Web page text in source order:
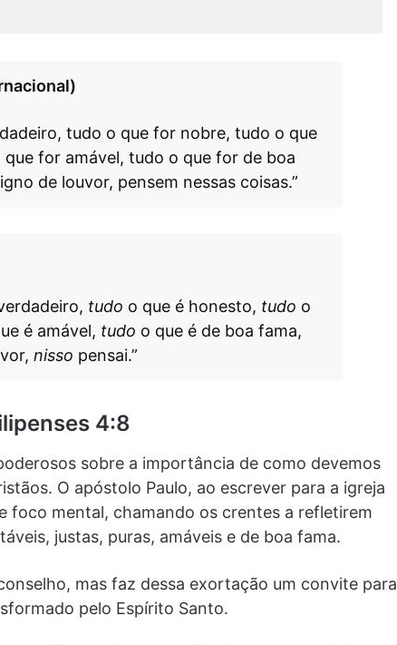
tudo o que for nobre, tudo o que
for amável, tudo o que for de boa
de louvor, pensem nessas coisas.”
tudo o que é honesto, tudo o
é amável, tudo o que é de boa fama,
nisso pensai.”
4:8
sobre a importância de como devemos
O apóstolo Paulo, ao escrever para a igreja
foco mental, chamando os crentes a refletirem
justas, puras, amáveis e de boa fama.
mas faz dessa exortação um convite para
pelo Espírito Santo.